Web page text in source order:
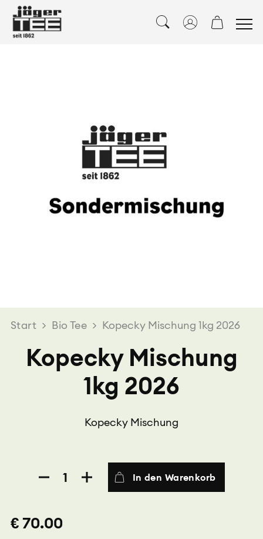
Start > Bio Tee > Kopecky Mischung 1kg 2026
Kopecky Mischung
1kg 2026
Kopecky Mischung
Kopecky
Mischung
Menge
In den Warenkorb
€ 70.00